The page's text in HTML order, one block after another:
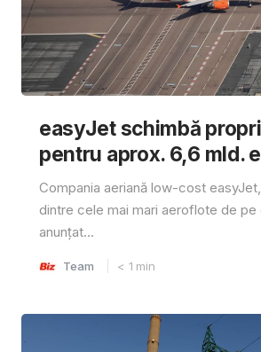
easyJet schimbă
pentru aprox. 6,6 mld.
Compania aeriană low-cost
dintre cele mai mari aeroflote de pe
anunțat...
Team < 1 min